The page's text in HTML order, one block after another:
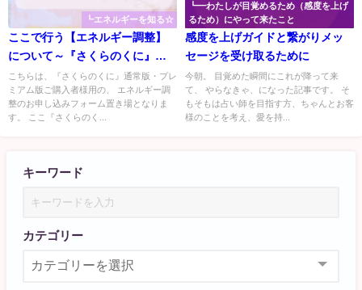
┗エネルギーを知る☆
ここで行う【エネルギー調整】
について～『さくらのくに』メ
ンバー様専用エネルギー調整お
申し込みフォームはこちらから
こちらは、『さくらのくに』通常版・プレ
ミアム版ご購入者様用の、 エネルギー調
整のお申し込みフォーム置き場となりま
す。 ここ『さくらのく...
┗━わたしが目覚めるため（感度を上げ
るため）にやって来たこと
感度を上げガイドと繋がりメッ
セージを受け取るために
今朝。 目覚めた瞬間にこれが降って来
て、 やらなきゃ、になった記事です。 そ
もそもは占い師を目指す方、ちゃんとお客
様のことを考え、愛を持...
キーワード
カテゴリー